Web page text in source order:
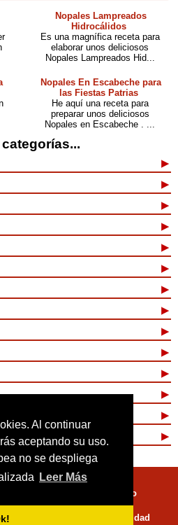
Al continuar
aceptando su uso.
no se despliega
Leer Más
Nopales Lampreados
Hidrocálidos
Es una magnífica receta para
elaborar unos deliciosos
Nopales Lampreados Hid...
Nopales En Escabeche para
las Fiestas Patrias
He aquí una receta para
preparar unos deliciosos
Nopales en Escabeche . ...
Términos de Uso
Políticas de Privacidad